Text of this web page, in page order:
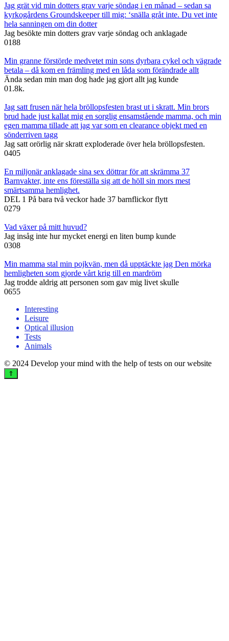
Jag grät vid min dotters grav varje söndag i en månad – sedan sa
kyrkogårdens Groundskeeper till mig: ‘snälla gråt inte. Du vet inte
hela sanningen om din dotter
Jag besökte min dotters grav varje söndag och anklagade
0188
Min granne förstörde medvetet min sons dyrbara cykel och vägrade
betala – då kom en främling med en låda som förändrade allt
Ända sedan min man dog hade jag gjort allt jag kunde
01.8k.
Jag satt frusen när hela bröllopsfesten brast ut i skratt. Min brors
brud hade just kallat mig en sorglig ensamstående mamma, och min
egen mamma tillade att jag var som en clearance objekt med en
sönderriven tagg
Jag satt orörlig när skratt exploderade över hela bröllopsfesten.
0405
En miljonär anklagade sina sex döttrar för att skrämma 37
Barnvakter, inte ens föreställa sig att de höll sin mors mest
smärtsamma hemlighet.
DEL 1 På bara två veckor hade 37 barnflickor flytt
0279
Vad växer på mitt huvud?
Jag insåg inte hur mycket energi en liten bump kunde
0308
Min mamma stal min pojkvän, men då upptäckte jag Den mörka
hemligheten som gjorde vårt krig till en mardröm
Jag trodde aldrig att personen som gav mig livet skulle
0655
Interesting
Leisure
Optical illusion
Tests
Animals
© 2024 Develop your mind with the help of tests on our website